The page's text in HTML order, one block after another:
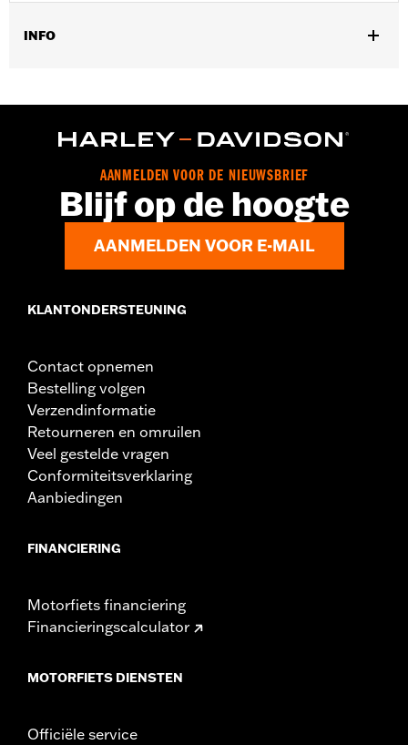
INFO
modellen).
Installatie-instructies
Adversary
GARANTIE:,,,,,,,,,,,,,,,,,,,,,,,,,,,,,,,,,,,,,,,,,,,,,,,,,,,,,,,,,,,,,,,,
NOTITIES:Bij het verwijderen en installeren van
worden geplaatst. Vraag je dealer om informatie.
AANMELDEN VOOR DE NIEUWSBRIEF
Blijf op de hoogte
AANMELDEN VOOR E-MAIL
KLANTONDERSTEUNING
Contact opnemen
Bestelling volgen
Verzendinformatie
Retourneren en omruilen
Veel gestelde vragen
Conformiteitsverklaring
Aanbiedingen
FINANCIERING
Motorfiets financiering
Financieringscalculator
MOTORFIETS DIENSTEN
Officiële service